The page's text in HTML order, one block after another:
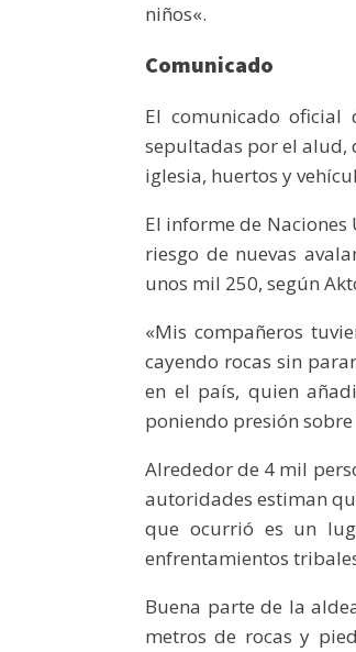
niños«.
Comunicado
El comunicado oficial
sepultadas por el alud,
iglesia, huertos y
El informe de
riesgo de nuevas
unos mil 250, según
«Mis compañeros
cayendo rocas sin
en el país, quien
poniendo presión sobre
Alrededor de 4 mil
autoridades estiman
que ocurrió es un
enfrentamientos
Buena parte de la
metros de rocas y